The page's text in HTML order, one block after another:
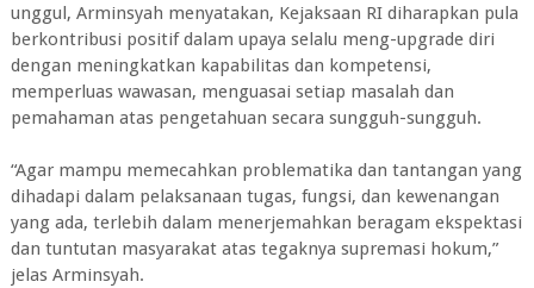
unggul, Arminsyah menyatakan, Kejaksaan RI diharapkan pula
berkontribusi positif dalam upaya selalu meng-upgrade diri
dengan meningkatkan kapabilitas dan kompetensi,
memperluas wawasan, menguasai setiap masalah dan
pemahaman atas pengetahuan secara sungguh-sungguh.
“Agar mampu memecahkan problematika dan tantangan yang
dihadapi dalam pelaksanaan tugas, fungsi, dan kewenangan
yang ada, terlebih dalam menerjemahkan beragam ekspektasi
dan tuntutan masyarakat atas tegaknya supremasi hokum,”
jelas Arminsyah.